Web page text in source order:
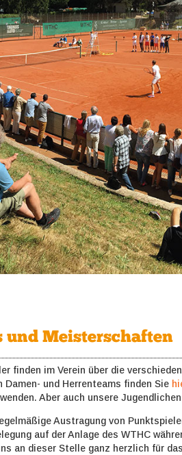
und Meisterschaften
finden im Verein über die
Damen- und Herrenteams finden Sie
Aber auch unsere
Austragung von
auf der Anlage des WTHC
an dieser Stelle ganz herzlich für